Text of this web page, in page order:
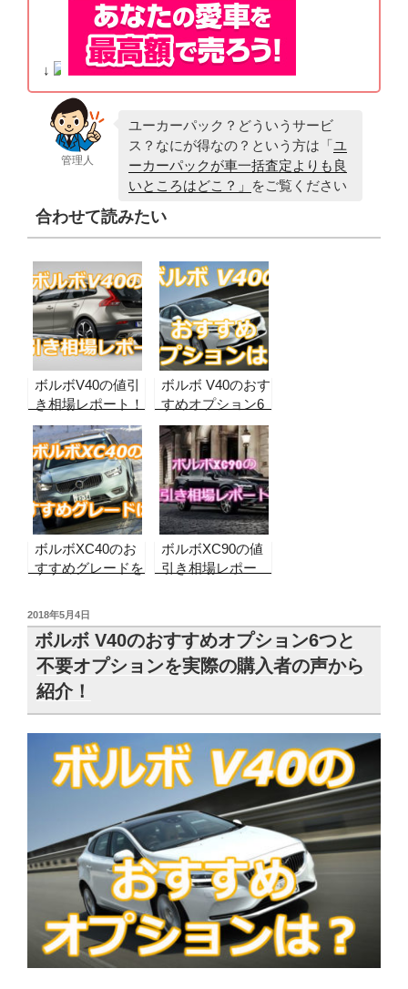
↓
管理人
ユーカーパック？どういうサービ
ス？なにが得なの？という方は「ユ
ーカーパックが車一括査定よりも良
いところはどこ？」
をご覧ください
合わせて読みたい
ボルボV40の値引
き相場レポート！
実販売データから
合格ラインを算
出！納期、リセー
ル情報も
ボルボ V40のおす
すめオプション6
つと不要オプショ
ンを実際の購入者
の声から紹介！
ボルボXC40のお
すすめグレードを
悔しないために選
んでおきたいのは
ボルボXC90の値
引き相場レポー
タから合格ライン
を算出！納期、リ
セール情報も
投
稿
日:
2018年5月4日
ボルボ V40のおすすめオプション6つと
不要オプションを実際の購入者の声から
紹介！